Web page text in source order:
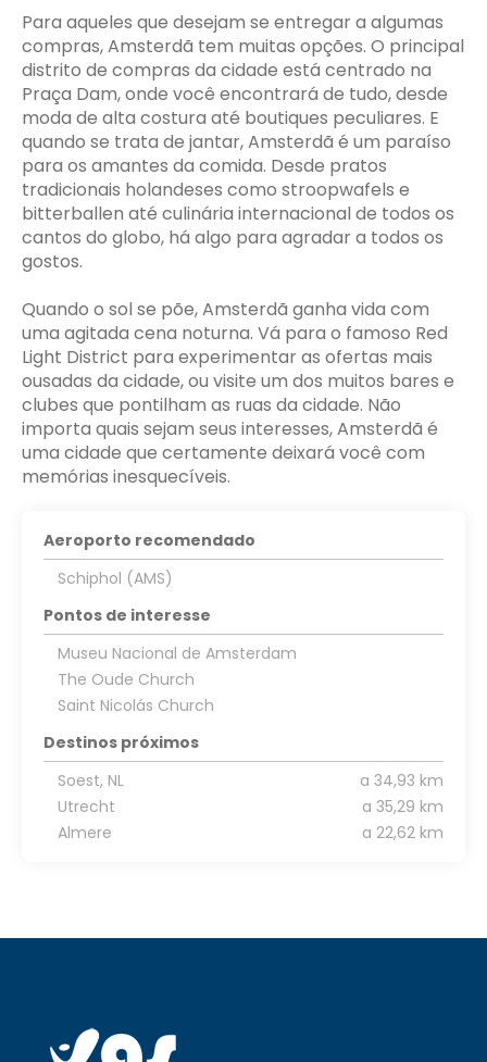
Para aqueles que desejam se entregar a algumas
compras, Amsterdã tem muitas opções. O principal
distrito de compras da cidade está centrado na
Praça Dam, onde você encontrará de tudo, desde
moda de alta costura até boutiques peculiares. E
quando se trata de jantar, Amsterdã é um paraíso
para os amantes da comida. Desde pratos
tradicionais holandeses como stroopwafels e
bitterballen até culinária internacional de todos os
cantos do globo, há algo para agradar a todos os
gostos.
Quando o sol se põe, Amsterdã ganha vida com
uma agitada cena noturna. Vá para o famoso Red
Light District para experimentar as ofertas mais
ousadas da cidade, ou visite um dos muitos bares e
clubes que pontilham as ruas da cidade. Não
importa quais sejam seus interesses, Amsterdã é
uma cidade que certamente deixará você com
memórias inesquecíveis.
Aeroporto recomendado
Schiphol (AMS)
Pontos de interesse
Museu Nacional de Amsterdam
The Oude Church
Saint Nicolás Church
Destinos próximos
Soest, NL
a 34,93 km
Utrecht
a 35,29 km
Almere
a 22,62 km